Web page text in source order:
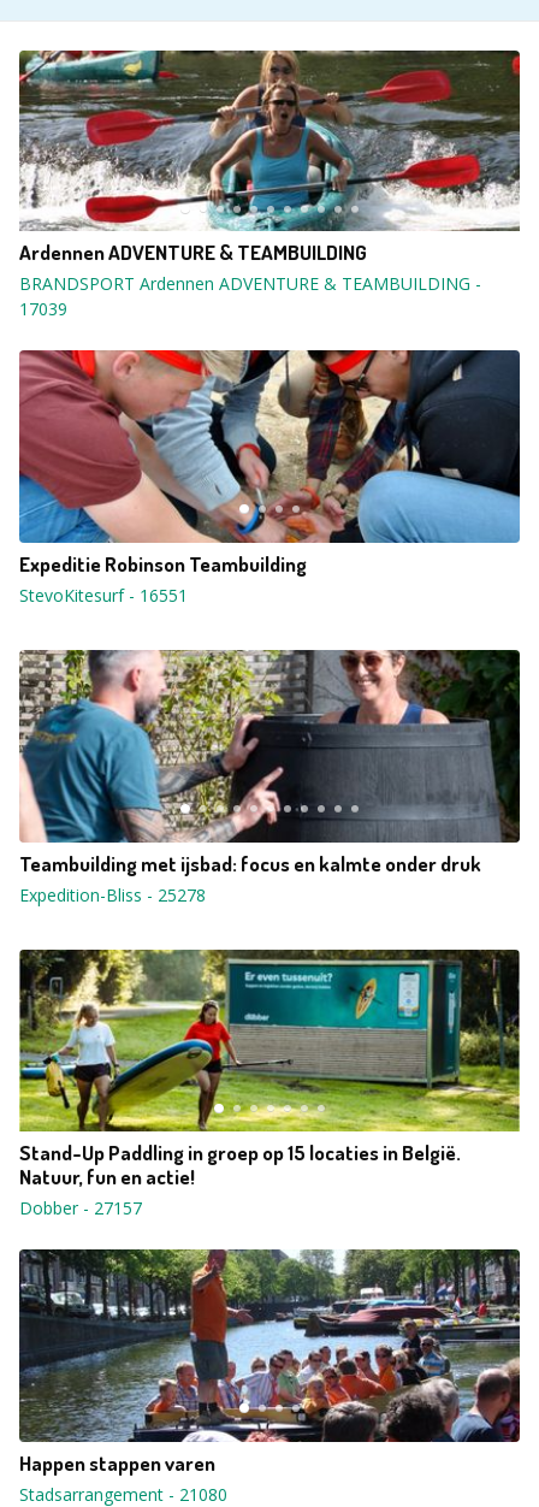
Ardennen ADVENTURE & TEAMBUILDING
BRANDSPORT Ardennen ADVENTURE & TEAMBUILDING -
17039
Expeditie Robinson Teambuilding
StevoKitesurf- 16551
Teambuilding met ijsbad: focus en kalmte onder druk
Expedition-Bliss - 25278
Stand-Up Paddling in groep op 15 locaties in België.
Natuur, fun en actie!
Dobber- 27157
Happen stappen varen
Stadsarrangement - 21080